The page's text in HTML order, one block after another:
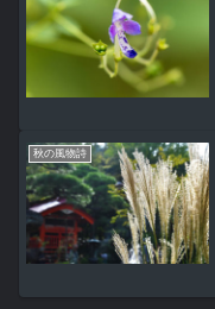
秋の風物詩